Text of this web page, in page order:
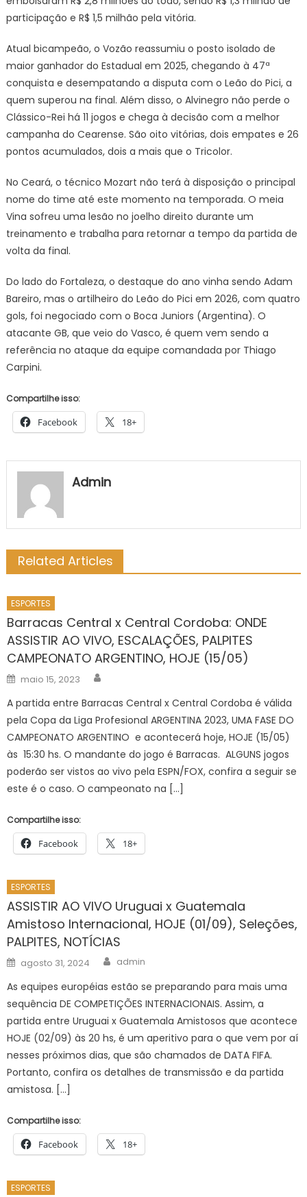
participação e R$ 1,5 milhão pela vitória.
Atual bicampeão, o Vozão reassumiu o posto isolado de
maior ganhador do Estadual em 2025, chegando à 47ª
conquista e desempatando a disputa com o Leão do Pici, a
quem superou na final. Além disso, o Alvinegro não perde o
Clássico-Rei há 11 jogos e chega à decisão com a melhor
campanha do Cearense. São oito vitórias, dois empates e 26
pontos acumulados, dois a mais que o Tricolor.
No Ceará, o técnico Mozart não terá à disposição o principal
nome do time até este momento na temporada. O meia
Vina sofreu uma lesão no joelho direito durante um
treinamento e trabalha para retornar a tempo da partida de
volta da final.
Do lado do Fortaleza, o destaque do ano vinha sendo Adam
Bareiro, mas o artilheiro do Leão do Pici em 2026, com quatro
gols, foi negociado com o Boca Juniors (Argentina). O
atacante GB, que veio do Vasco, é quem vem sendo a
referência no ataque da equipe comandada por Thiago
Carpini.
Compartilhe isso:
Facebook 18+
Admin
Related Articles
ESPORTES
Barracas Central x Central Cordoba: ONDE
ASSISTIR AO VIVO, ESCALAÇÕES, PALPITES
CAMPEONATO ARGENTINO, HOJE (15/05)
Posted
on
maio 15, 2023
A partida entre Barracas Central x Central Cordoba é válida
pela Copa da Liga Profesional ARGENTINA 2023, UMA FASE DO
CAMPEONATO ARGENTINO e acontecerá hoje, HOJE (15/05)
às 15:30 hs. O mandante do jogo é Barracas. ALGUNS jogos
poderão ser vistos ao vivo pela ESPN/FOX, confira a seguir se
este é o caso. O campeonato na […]
Compartilhe isso:
Facebook 18+
ESPORTES
ASSISTIR AO VIVO Uruguai x Guatemala
Amistoso Internacional, HOJE (01/09), Seleções,
PALPITES, NOTÍCIAS
Posted
on
agosto 31, 2024 Author
admin
As equipes européias estão se preparando para mais uma
sequência DE COMPETIÇÕES INTERNACIONAIS. Assim, a
partida entre Uruguai x Guatemala Amistosos que acontece
HOJE (02/09) às 20 hs, é um aperitivo para o que vem por aí
nesses próximos dias, que são chamados de DATA FIFA.
Portanto, confira os detalhes de transmissão e da partida
amistosa. […]
Compartilhe isso:
Facebook 18+
ESPORTES